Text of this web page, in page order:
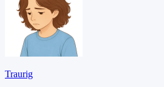
Traurig